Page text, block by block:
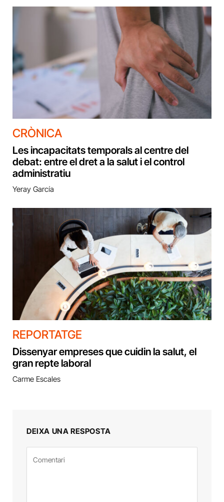
CRÒNICA
Les incapacitats temporals al centre del
debat: entre el dret a la salut i el control
administratiu
Yeray García
REPORTATGE
Dissenyar empreses que cuidin la salut, el
gran repte laboral
Carme Escales
DEIXA UNA RESPOSTA